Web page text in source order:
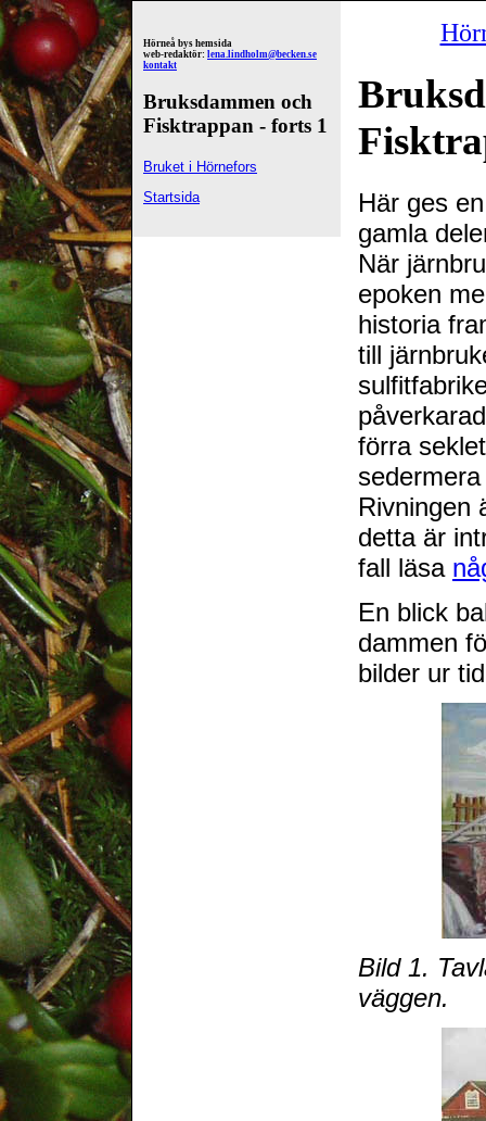
Hörneå bys hemsida
web-redaktör: lena.lindholm@becken.se
kontakt
Bruksdammen och
Fisktrappan - forts 1
Bruket i Hörnefors
Startsida
Här ges
gamla
När
epoken
historia
till
förra
Rivningen
detta är
fall läsa
En blick
dammen
bilder ur
Bild 1.
väggen.